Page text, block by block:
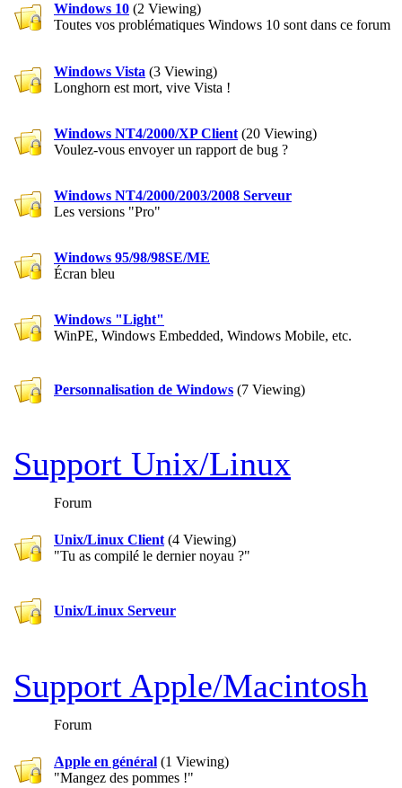
Windows 10 (2 Viewing)
Toutes vos problématiques Windows 10 sont dans ce forum
Windows Vista (3 Viewing)
Longhorn est mort, vive Vista !
Windows NT4/2000/XP Client (20 Viewing)
Voulez-vous envoyer un rapport de bug ?
Windows NT4/2000/2003/2008 Serveur
Les versions "Pro"
Windows 95/98/98SE/ME
Écran bleu
Windows "Light"
WinPE, Windows Embedded, Windows Mobile, etc.
Personnalisation de Windows (7 Viewing)
Support Unix/Linux
Forum
Unix/Linux Client (4 Viewing)
"Tu as compilé le dernier noyau ?"
Unix/Linux Serveur
Support Apple/Macintosh
Forum
Apple en général (1 Viewing)
"Mangez des pommes !"